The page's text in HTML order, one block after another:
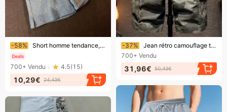
Bientôt la fin !
-58% Short homme tendance, coupe droite, coloris uni, noir et gris, en coton et polyester, taille mi-haute avec cordon de serrage.
700+ Vendu 4.5(15)
10,29€ 24,43€
Bientôt la fin !
-37%
Jean rétro camouflage tendance, pantalon cinq-quarts décontracté pour homme, coupe ample
700+ Vendu
31,96€ 50,43€